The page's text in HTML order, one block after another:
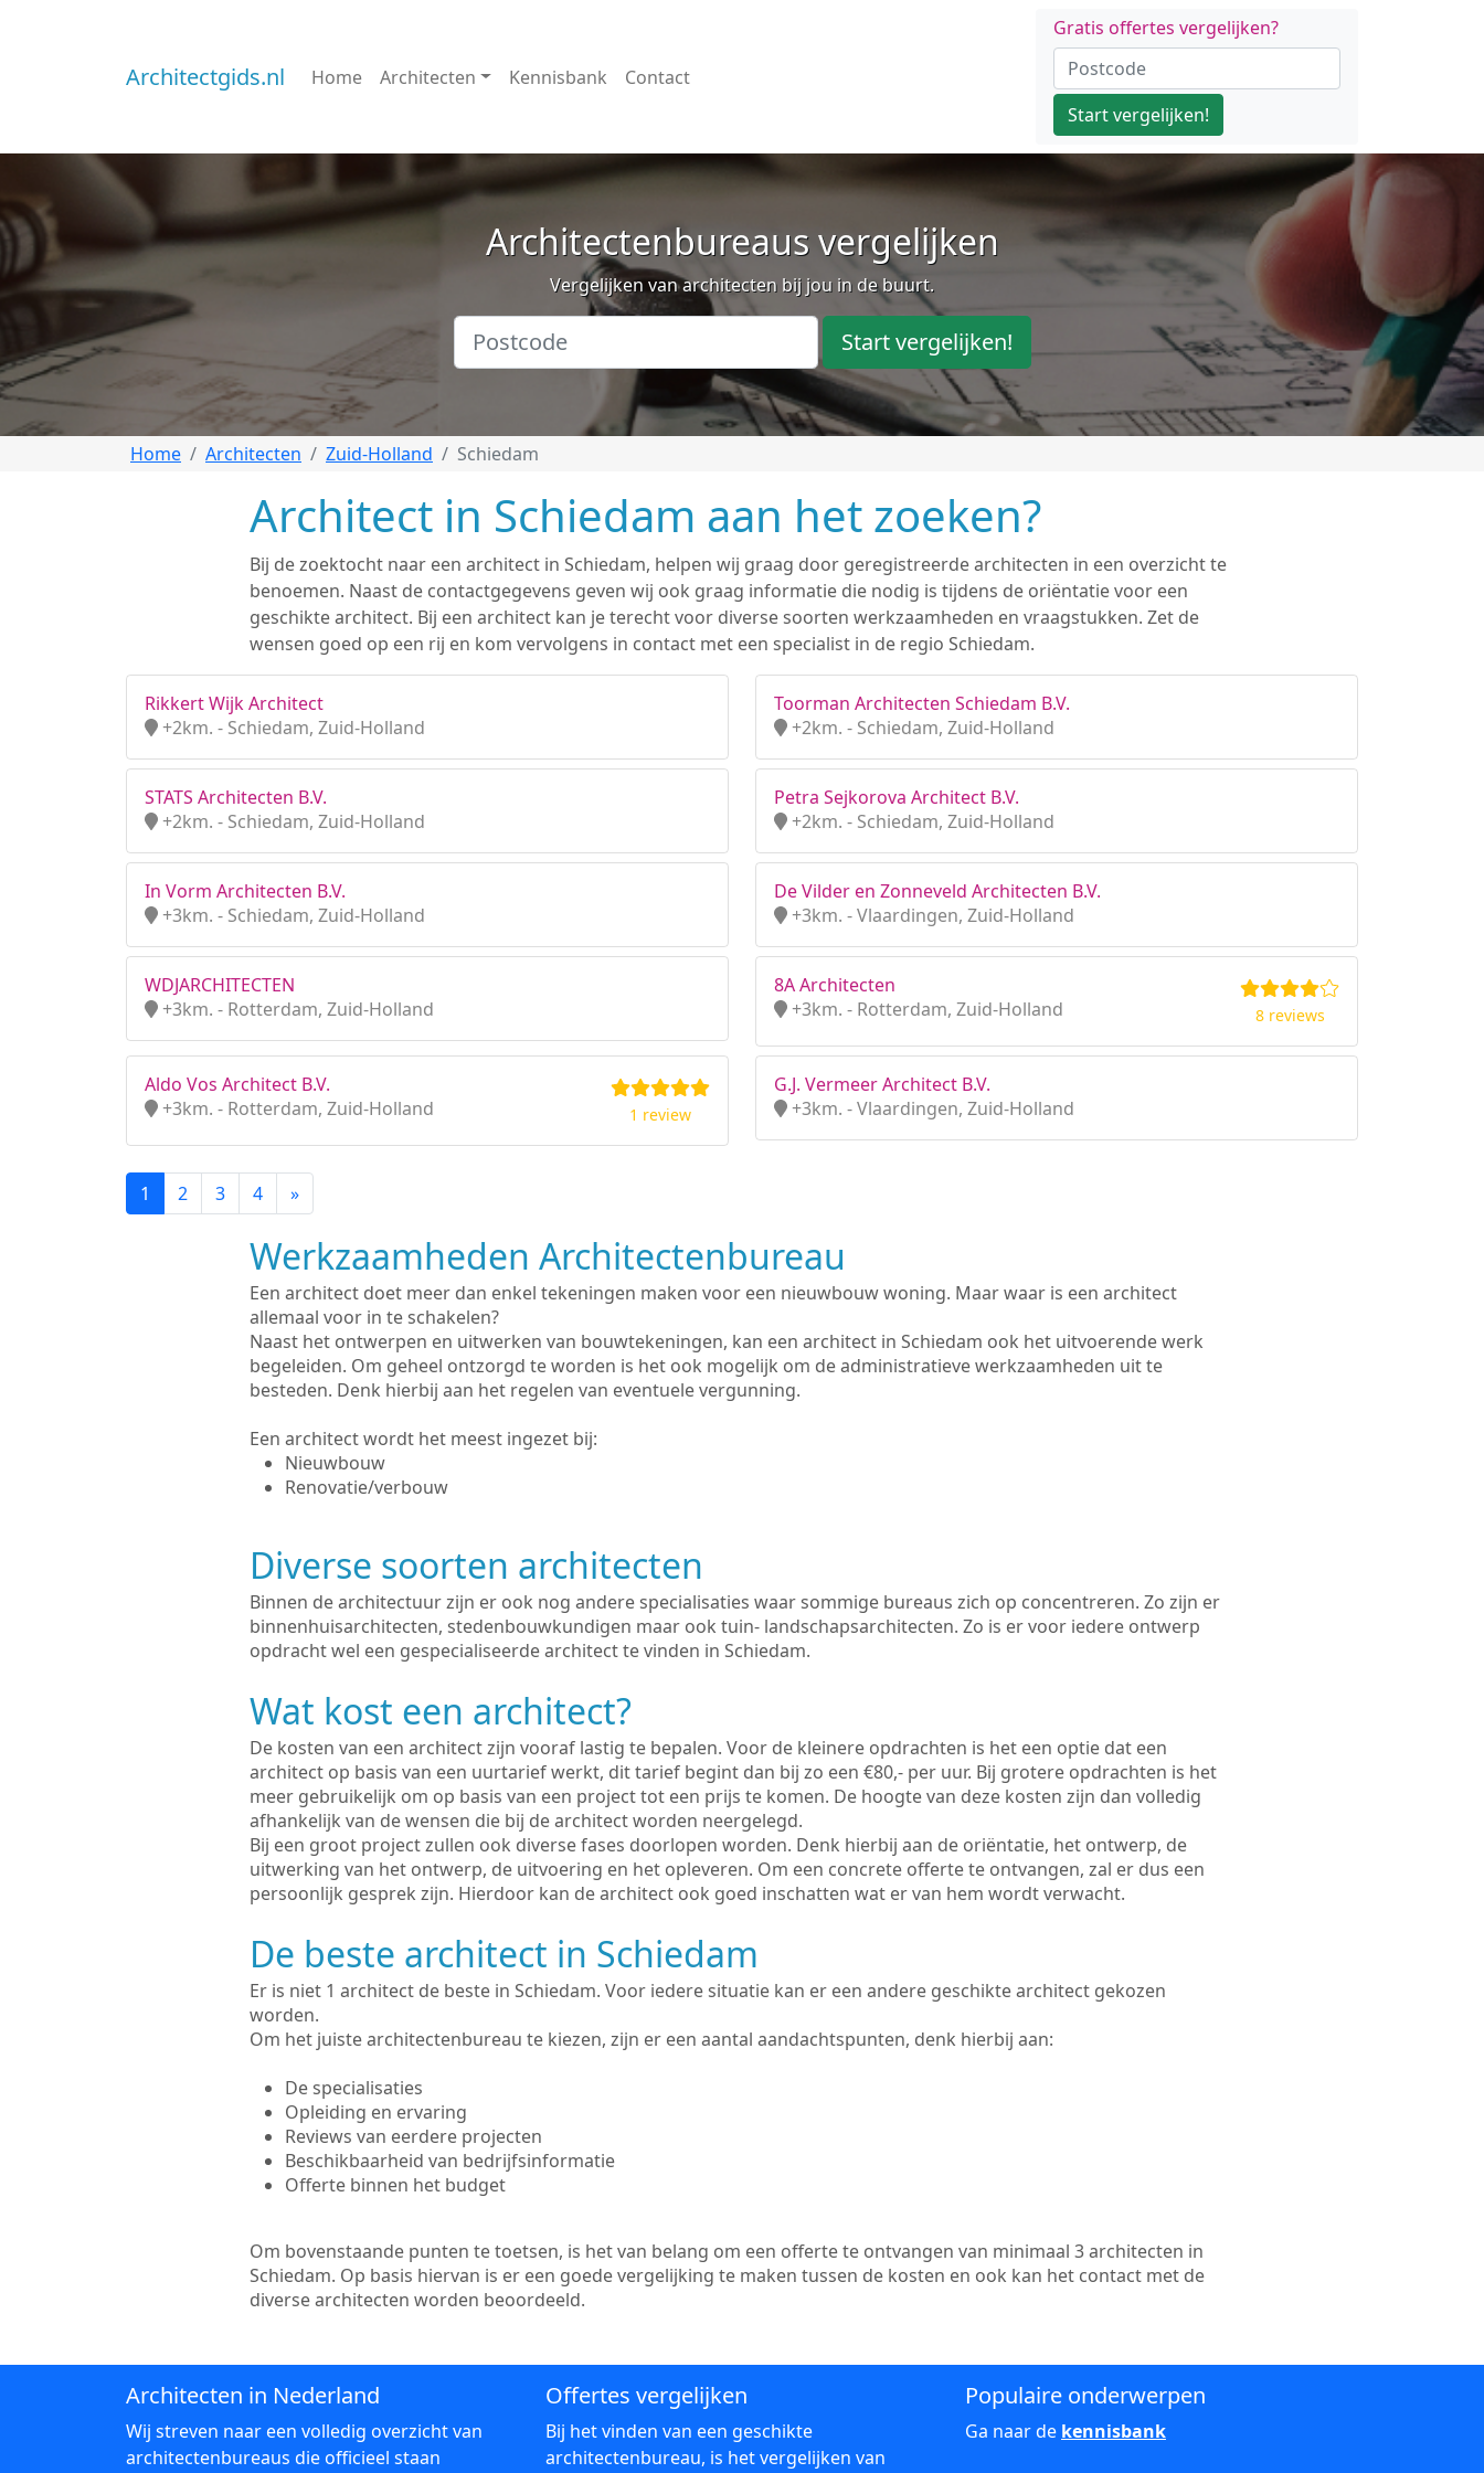
Architectgids.nl Home Architecten Kennisbank Contact
Gratis offertes vergelijken?
Start vergelijken!
Architectenbureaus vergelijken
Vergelijken van architecten bij jou in de buurt.
Start vergelijken!
Home Architecten Zuid-Holland Schiedam
Architect in Schiedam aan het zoeken?
Bij de zoektocht naar een architect in Schiedam, helpen wij graag door geregistreerde architecten in een overzicht te
benoemen. Naast de contactgegevens geven wij ook graag informatie die nodig is tijdens de oriëntatie voor een
geschikte architect. Bij een architect kan je terecht voor diverse soorten werkzaamheden en vraagstukken. Zet de
wensen goed op een rij en kom vervolgens in contact met een specialist in de regio Schiedam.
Rikkert Wijk Architect
+2km. - Schiedam, Zuid-Holland
Toorman Architecten Schiedam B.V.
+2km. - Schiedam, Zuid-Holland
STATS Architecten B.V.
+2km. - Schiedam, Zuid-Holland
Petra Sejkorova Architect B.V.
+2km. - Schiedam, Zuid-Holland
In Vorm Architecten B.V.
+3km. - Schiedam, Zuid-Holland
De Vilder en Zonneveld Architecten B.V.
+3km. - Vlaardingen, Zuid-Holland
WDJARCHITECTEN
+3km. - Rotterdam, Zuid-Holland
8A Architecten
+3km. - Rotterdam, Zuid-Holland
8 reviews
Aldo Vos Architect B.V.
+3km. - Rotterdam, Zuid-Holland
1 review
G.J. Vermeer Architect B.V.
+3km. - Vlaardingen, Zuid-Holland
1 2 3 4 »
Werkzaamheden Architectenbureau
Een architect doet meer dan enkel tekeningen maken voor een nieuwbouw woning. Maar waar is een architect
allemaal voor in te schakelen?
Naast het ontwerpen en uitwerken van bouwtekeningen, kan een architect in Schiedam ook het uitvoerende werk
begeleiden. Om geheel ontzorgd te worden is het ook mogelijk om de administratieve werkzaamheden uit te
besteden. Denk hierbij aan het regelen van eventuele vergunning.
Een architect wordt het meest ingezet bij:
Nieuwbouw
Renovatie/verbouw
Diverse soorten architecten
Binnen de architectuur zijn er ook nog andere specialisaties waar sommige bureaus zich op concentreren. Zo zijn er
binnenhuisarchitecten, stedenbouwkundigen maar ook tuin- landschapsarchitecten. Zo is er voor iedere ontwerp
opdracht wel een gespecialiseerde architect te vinden in Schiedam.
Wat kost een architect?
De kosten van een architect zijn vooraf lastig te bepalen. Voor de kleinere opdrachten is het een optie dat een
architect op basis van een uurtarief werkt, dit tarief begint dan bij zo een €80,- per uur. Bij grotere opdrachten is het
meer gebruikelijk om op basis van een project tot een prijs te komen. De hoogte van deze kosten zijn dan volledig
afhankelijk van de wensen die bij de architect worden neergelegd.
Bij een groot project zullen ook diverse fases doorlopen worden. Denk hierbij aan de oriëntatie, het ontwerp, de
uitwerking van het ontwerp, de uitvoering en het opleveren. Om een concrete offerte te ontvangen, zal er dus een
persoonlijk gesprek zijn. Hierdoor kan de architect ook goed inschatten wat er van hem wordt verwacht.
De beste architect in Schiedam
Er is niet 1 architect de beste in Schiedam. Voor iedere situatie kan er een andere geschikte architect gekozen
worden.
Om het juiste architectenbureau te kiezen, zijn er een aantal aandachtspunten, denk hierbij aan:
De specialisaties
Opleiding en ervaring
Reviews van eerdere projecten
Beschikbaarheid van bedrijfsinformatie
Offerte binnen het budget
Om bovenstaande punten te toetsen, is het van belang om een offerte te ontvangen van minimaal 3 architecten in
Schiedam. Op basis hiervan is er een goede vergelijking te maken tussen de kosten en ook kan het contact met de
diverse architecten worden beoordeeld.
Architecten in Nederland
Wij streven naar een volledig overzicht van
architectenbureaus die officieel staan
Offertes vergelijken
Bij het vinden van een geschikte
architectenbureau, is het vergelijken van
Populaire onderwerpen
Ga naar de kennisbank